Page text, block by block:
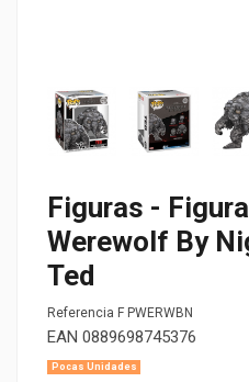
Figuras -
Werewolf By
Ted
Referencia F PWERWBN
EAN 0889698745376
Pocas Unidades